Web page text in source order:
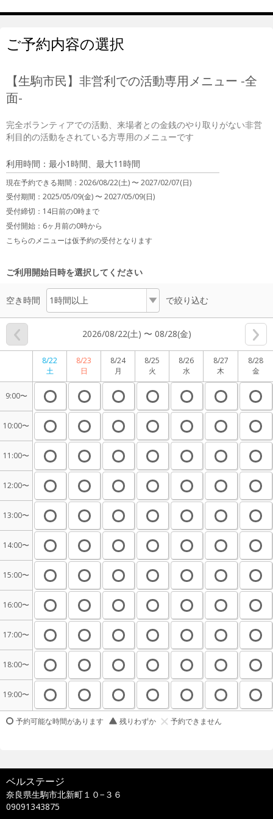
ご予約内容の選択
【生駒市民】非営利での活動専用メニュー -全
面-
完全ボランティアでの活動、来場者との金銭のやり取りがない非営
利目的の活動をされている方専用のメニューです
利用時間：最小1時間、最大11時間
現在予約できる期間： 2026/08/22(土) 〜2027/02/07(日)
受付期間：2025/05/09(金) 〜 2027/05/09(日)
受付締切： 14日前の0時まで
受付開始： 6ヶ月前の0時から
こちらのメニューは仮予約の受付となります
ご利用開始日時を選択してください
空き時間 で絞り込む
2026/08/22(土) 〜 08/28(金)
8/22
土
8/23
日
8/24
月
8/25
火
8/26
水
8/27
木
8/28
金
9:00〜
10:00〜
11:00〜
12:00〜
13:00〜
14:00〜
15:00〜
16:00〜
17:00〜
18:00〜
19:00〜
予約可能な時間があります 残りわずか 予約できません
ベルステージ
奈良県生駒市北新町１０−３６
09091343875